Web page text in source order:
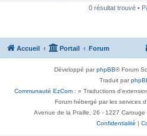
0 résultat trouvé •
Accueil Portail Forum
Développé parphpBB® Forum
Traduit par
Communauté EzCom : « Traductions
Forum hébergé par les services d’
Avenue de la Praille, 26 - 1227
Confidentialité |